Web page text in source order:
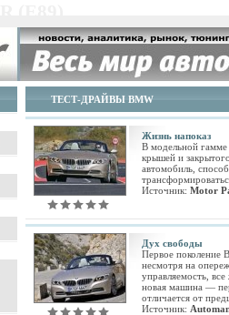
ТЕСТ-ДРАЙВЫ BMW
Жизнь напоказ
В модельной гамме
крышей и
автомобиль,
Источник: Motor
Дух свободы
Первое поколение
несмотря на
управляемость,
новая машина —
отличается от
Источник: